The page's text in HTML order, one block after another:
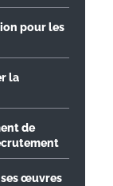
pour les
la
de
œuvres